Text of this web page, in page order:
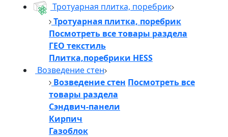
Тротуарная плитка, поребрик
Тротуарная плитка, поребрик
Посмотреть все товары раздела
ГЕО текстиль
Плитка,поребрики HESS
Возведение стен
Возведение стен Посмотреть все
товары раздела
Сэндвич-панели
Кирпич
Газоблок